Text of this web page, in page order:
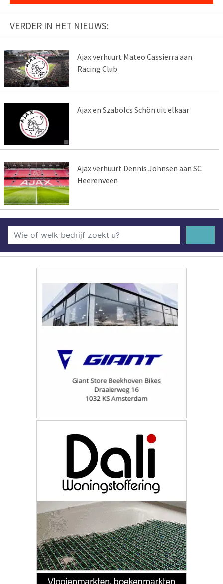
VERDER IN HET NIEUWS:
Ajax verhuurt Mateo Cassierra aan
Racing Club
Ajax en Szabolcs Schön uit elkaar
Ajax verhuurt Dennis Johnsen aan SC
Heerenveen